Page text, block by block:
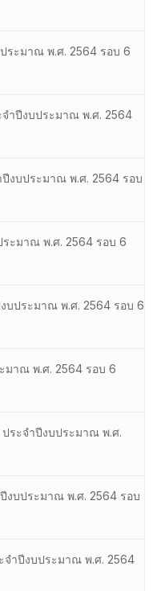
ระมาณ พ.ศ. 2564 รอบ 6
ำปีงบประมาณ พ.ศ. 2564
งบประมาณ พ.ศ. 2564 รอบ
ระมาณ พ.ศ. 2564 รอบ 6
บประมาณ พ.ศ. 2564 รอบ 6
มาณ พ.ศ. 2564 รอบ 6
ระจำปีงบประมาณ พ.ศ.
งบประมาณ พ.ศ. 2564 รอบ
จำปีงบประมาณ พ.ศ. 2564